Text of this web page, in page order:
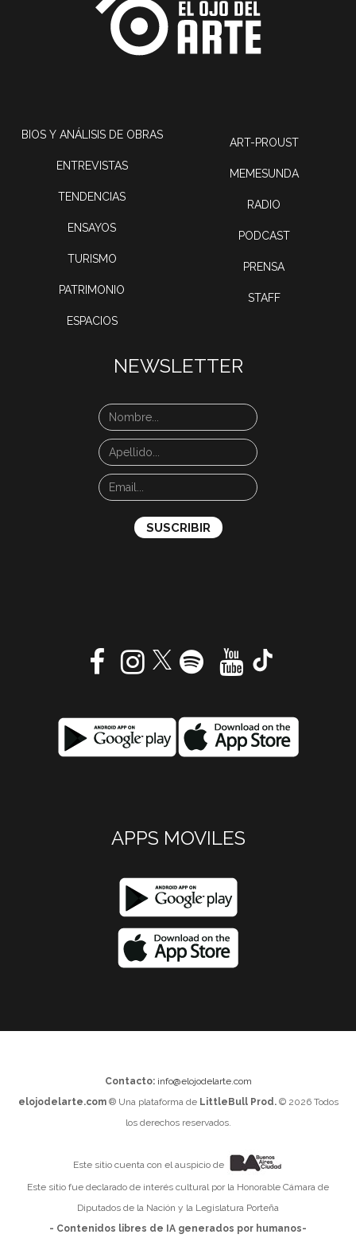
BIOS Y ANÁLISIS DE OBRAS
ENTREVISTAS
TENDENCIAS
ENSAYOS
TURISMO
PATRIMONIO
ESPACIOS
ART-PROUST
MEMESUNDA
RADIO
PODCAST
PRENSA
STAFF
NEWSLETTER
APPS MOVILES
Contacto: info@elojodelarte.com
elojodelarte.com® Una plataforma de LittleBull Prod.© 2026 Todos
los derechos reservados.
Este sitio cuenta con el auspicio de
Este sitio fue declarado de interés cultural por la Honorable Cámara de
Diputados de la Nación y la Legislatura Porteña
- Contenidos libres de IA generados por humanos-